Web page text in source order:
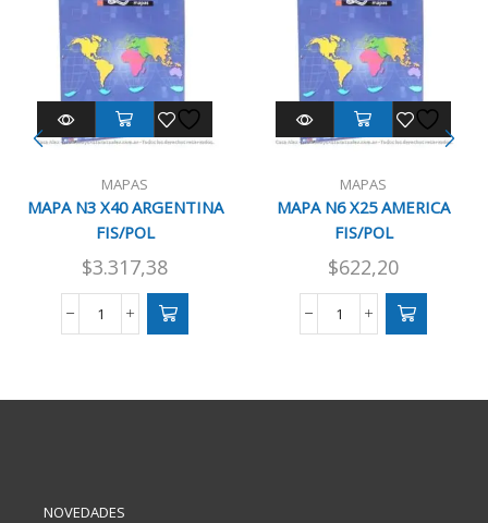
MAPAS
MAPA N3 X40 ARGENTINA
FIS/POL
$3.317,38
MAPA
FIS/POL
MAPAS
MAPA N6 X25 AMERICA
FIS/POL
$622,20
MAPA
FIS/POL
NOVEDADES